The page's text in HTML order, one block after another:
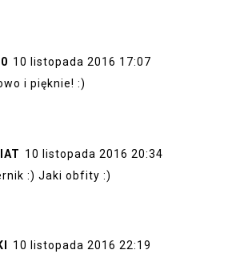
10 listopada 2016 17:07
i pięknie! :)
10 listopada 2016 20:34
:) Jaki obfity :)
10 listopada 2016 22:19